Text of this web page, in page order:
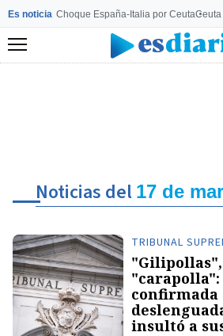
Es noticia Choque España-Italia por Ceuta
Menú
Noticias del 17 de
TRIBUNAL
confirmada
insultó a